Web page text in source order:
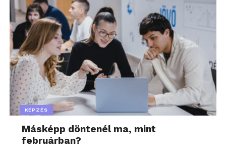
KÉPZÉS
Másképp döntenél ma, mint
februárban?